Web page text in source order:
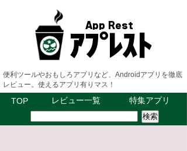
便利ツールやおもしろアプリなど、Androidアプリを徹底
レビュー。使えるアプリ有りマス！
TOP レビュー一覧 特集アプリ